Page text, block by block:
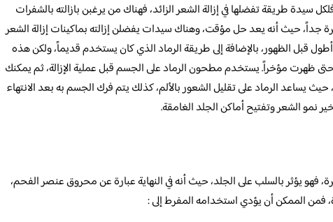
سيدة طريقة تفضلها في إزالة الشعر الزائد، فهناك من يرغبن بازالته بالشفرات
جداً، حيث أنه يعد حل مؤقت، وهناك سيدات يفضلن إزالته بماكينات إزالة الشعر
قبل الظهور، بالإضافة إلى طريقة الرماد الذي كان يستخدم قديماً، ولكن هذه
ظهرت مؤخراً. يستخدم مطحون الرماد على الجسم قبل عملية الإزالة، ثم يمكنك
يساعد الرماد على تقليل الشعور بالألم، كذلك يتم فرك الجسم به بعد الانتهاء
نمو الشعر وتفتيح أماكن الجلد الغامقة.
فهو يؤثر بالسلب على الجلد، حيث أنه في النهاية عبارة عن محروق عنصر الفحم،
فمن الممكن أن يؤدي استخدامه المفرط إلى :